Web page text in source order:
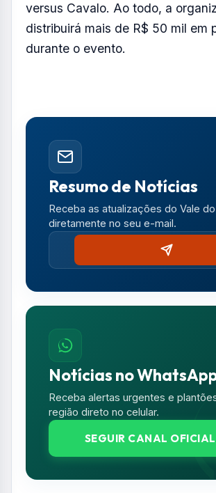
versus Cavalo. Ao todo, a
distribuirá mais de R$ 50 mil em
durante o evento.
Resumo de Notícias
Receba as atualizações do Vale
diretamente no seu e-mail.
Notícias no
Receba alertas urgentes e
região direto no celular.
SEGUIR CANAL OFICIAL